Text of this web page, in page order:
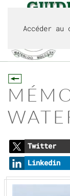
Accéder
Twitter
Linkedin